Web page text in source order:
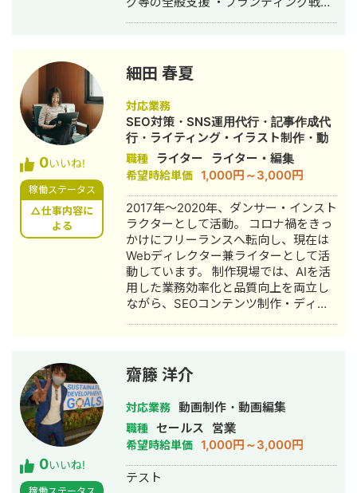
社にてSEOコンサルティング ・月間
1000万PVのWEBメディアの運営 ・
Instagram個人実績30万フォロワー ・
Tiktok個人実績10万フォロワー ・リス
ティング広告/ディスプレイ広告の運用
歴5年 過去経歴 ・外資マーケティング
会社にてブランドマーケティングを担
当（年間予算数十億円のプロジェクト
責任者） ・価格最適化やダイナミック
プライシングのモデル構築 ・ブランド
設計やKPI設計の消費者調査設計
0いいね!
稼働ステータス
△仕事内容に
よる
細田 春夏
対応業務
SEO対策・SNS運用代行・記事作成代
行・ライティング・イラスト制作・動
画制作・動画編集・AI活用
職種 ライター ライター・編集
希望時給単価 1,000円～3,000円
2017年〜2020年、ダンサー・インスト
ラクターとして活動。 コロナ禍をきっ
かけにフリーランスへ転向し、現在は
Webディレクター兼ライターとして活
動しています。 制作現場では、AIを活
用した業務効率化と品質向上を両立し
ながら、SEOコンテンツ制作・ディレ
る編集力を磨いています。 ▷ 実績（一
部抜粋） ・AI活用により、SEO記事の
制作時間を1/3に短縮 ・WordPress入
稿作業80%削減 ・2社様のSEO記事作
成プロンプトを設計 ・運営ブログ：初
月CVR2.17%、現在も2%以上を維持中
・記事累計1,000本以上執筆 ・
TikTok280万再生のクリエイターとチ
0いいね!
齋籐 洋介
対応業務 動画制作・動画編集
職種 セールス 営業
希望時給単価 1,000円～3,000円
テスト